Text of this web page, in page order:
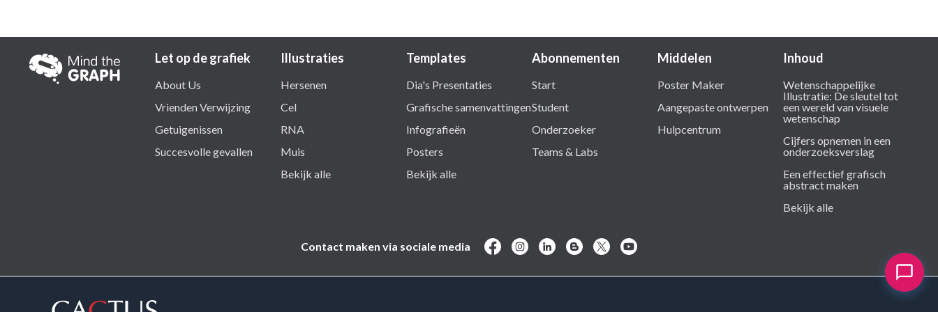
Let op de grafiek
About Us
Vrienden Verwijzing
Getuigenissen
Succesvolle gevallen
Illustraties
Hersenen
Cel
RNA
Muis
Bekijk alle
Templates
Dia's Presentaties
Grafische samenvattingen
Infografieën
Posters
Bekijk alle
Abonnementen
Start
Student
Onderzoeker
Teams & Labs
Middelen
Poster Maker
Aangepaste ontwerpen
Hulpcentrum
Inhoud
Wetenschappelijke
Illustratie: De sleutel tot
een wereld van visuele
wetenschap
Cijfers opnemen in een
onderzoeksverslag
Een effectief grafisch
abstract maken
Bekijk alle
Contact maken via sociale media